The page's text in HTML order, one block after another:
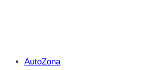
AutoZona